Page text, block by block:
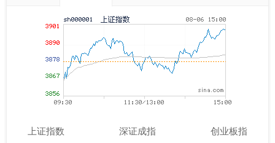
上证指数 深证成指 创业板指